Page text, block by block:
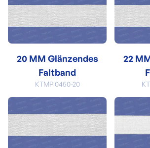
20 MM Glänzendes
Faltband
KTMP 0450-20
22